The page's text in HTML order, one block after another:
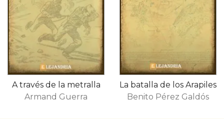
A través de la metralla
Armand Guerra
La batalla de los Arapiles
Benito Pérez Galdós